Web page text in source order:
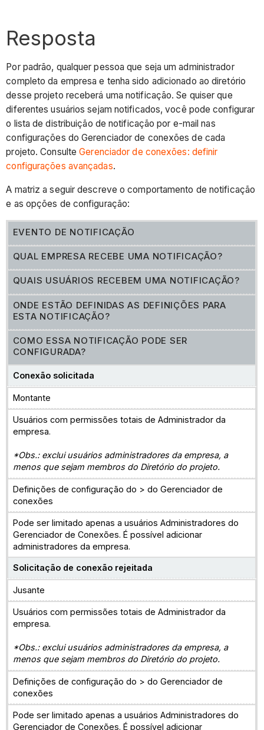
Resposta
Por padrão, qualquer pessoa que seja um administrador
completo da empresa e tenha sido adicionado ao diretório
desse projeto receberá uma notificação. Se quiser que
diferentes usuários sejam notificados, você pode configurar
o lista de distribuição de notificação por e-mail nas
configurações do Gerenciador de conexões de cada
projeto. ConsulteGerenciador de conexões: definir
configurações avançadas.
A matriz a seguir descreve o comportamento de notificação
e as opções de configuração:
EVENTO DE NOTIFICAÇÃO
QUAL EMPRESA RECEBE UMA NOTIFICAÇÃO?
QUAIS USUÁRIOS RECEBEM UMA NOTIFICAÇÃO?
ONDE ESTÃO DEFINIDAS AS DEFINIÇÕES PARA
ESTA NOTIFICAÇÃO?
COMO ESSA NOTIFICAÇÃO PODE SER
CONFIGURADA?
Conexão solicitada
Montante
Usuários com permissões totais de Administrador da
empresa.
*Obs.: exclui usuários administradores da empresa, a
menos que sejam membros do Diretório do projeto.
Definições de configuração do > do Gerenciador de
conexões
Pode ser limitado apenas a usuários Administradores do
Gerenciador de Conexões. É possível adicionar
administradores da empresa.
Solicitação de conexão rejeitada
Jusante
Usuários com permissões totais de Administrador da
empresa.
*Obs.: exclui usuários administradores da empresa, a
menos que sejam membros do Diretório do projeto.
Definições de configuração do > do Gerenciador de
conexões
Pode ser limitado apenas a usuários Administradores do
Gerenciador de Conexões. É possível adicionar